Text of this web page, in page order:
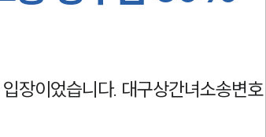
장이었습니다. 대구상간녀소송변호